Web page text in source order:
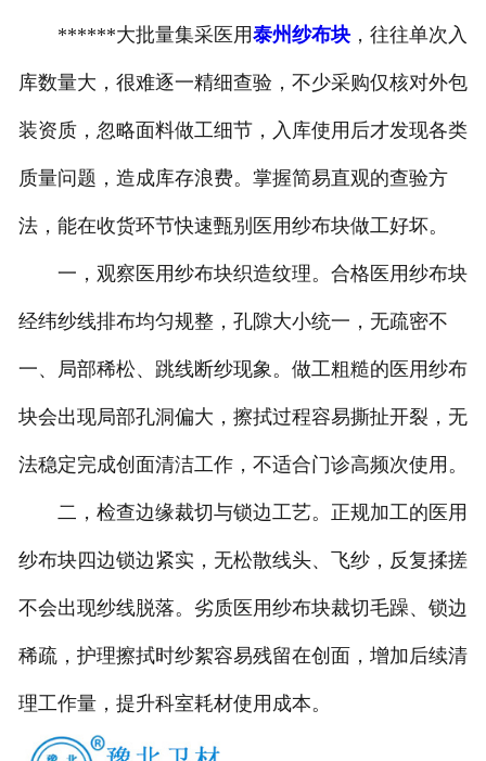
******大批量集采医用泰州纱布块，往往单次入
库数量大，很难逐一精细查验，不少采购仅核对外包
装资质，忽略面料做工细节，入库使用后才发现各类
质量问题，造成库存浪费。掌握简易直观的查验方
法，能在收货环节快速甄别医用纱布块做工好坏。
一，观察医用纱布块织造纹理。合格医用纱布块
经纬纱线排布均匀规整，孔隙大小统一，无疏密不
一、局部稀松、跳线断纱现象。做工粗糙的医用纱布
块会出现局部孔洞偏大，擦拭过程容易撕扯开裂，无
法稳定完成创面清洁工作，不适合门诊高频次使用。
二，检查边缘裁切与锁边工艺。正规加工的医用
纱布块四边锁边紧实，无松散线头、飞纱，反复揉搓
不会出现纱线脱落。劣质医用纱布块裁切毛躁、锁边
稀疏，护理擦拭时纱絮容易残留在创面，增加后续清
理工作量，提升科室耗材使用成本。